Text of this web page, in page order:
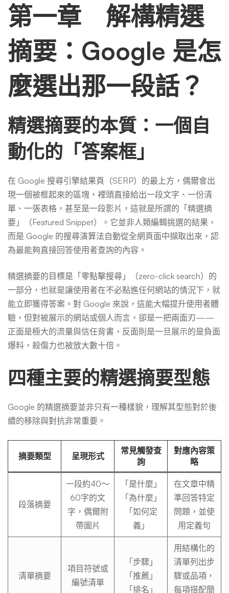
第一章 解構精選
摘要：Google 是怎
麼選出那一段話？
精選摘要的本質：一個自
動化的「答案框」
在 Google 搜尋引擎結果頁（SERP）的最上方，偶爾會出
現一個被框起來的區塊，裡頭直接給出一段文字、一份清
單、一張表格，甚至是一段影片，這就是所謂的「精選摘
要」（Featured Snippet）。它並非人類編輯挑選的結果，
而是 Google 的搜尋演算法自動從全網頁面中擷取出來，認
為最能夠直接回答使用者查詢的內容。
精選摘要的目標是「零點擊搜尋」（zero-click search）的
一部分，也就是讓使用者在不必點進任何網站的情況下，就
能立即獲得答案。對 Google 來說，這能大幅提升使用者體
驗，但對被展示的網站或個人而言，卻是一把兩面刃——
正面是極大的流量與信任背書，反面則是一旦展示的是負面
爆料，殺傷力也被放大數十倍。
四種主要的精選摘要型態
Google 的精選摘要並非只有一種樣貌，理解其型態對於後
續的移除與對抗非常重要。
摘要類型 呈現形式
常見觸發查
詢
對應內容策
略
段落摘要
一段約40～
60字的文
字，偶爾附
帶圖片
「是什麼」
「為什麼」
「如何定
義」
在文章中精
準回答特定
問題，並使
用定義句
清單摘要
項目符號或
編號清單
「步驟」
「推薦」
「排名」
用結構化的
清單列出步
驟或品項，
每項搭配簡